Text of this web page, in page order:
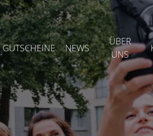
GUTSCHEINE NEWS
ÜBER
UNS